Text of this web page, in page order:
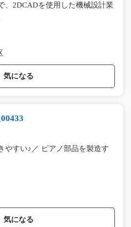
、2DCADを使用した機械設計業
気になる
やすい♪／ ピアノ部品を製造す
気になる